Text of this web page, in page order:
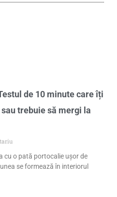
de 10 minute care îți
trebuie să mergi la
cu o pată portocalie ușor de
se formează în interiorul